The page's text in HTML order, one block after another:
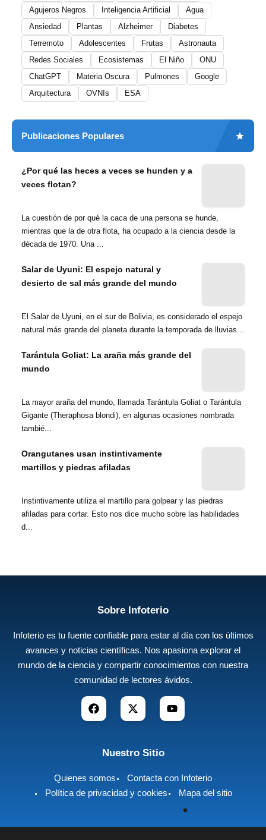
Agujeros Negros
Inteligencia Artificial
Agua
Ansiedad
Plantas Alzheimer
Diabetes
Terremoto
Adolescentes Frutas
Astronauta
Redes Sociales
Ecosistemas El Niño
ONU
ChatGPT
Materia Oscura Pulmones
Google
Arquitectura
OVNIs ESA
Publicaciones Populares
¿Por qué las heces a veces se hunden y a
veces flotan?
La cuestión de por qué la caca de una persona se hunde,
mientras que la de otra flota, ha ocupado a la ciencia desde la
década de 1970. Una ...
Salar de Uyuni: El espejo natural y
desierto de sal más grande del mundo
El Salar de Uyuni, en el sur de Bolivia, es considerado el espejo
natural más grande del planeta durante la temporada de lluvias...
Tarántula Goliat: La araña más grande del
mundo
La mayor araña del mundo, llamada Tarántula Goliat o Tarántula
Gigante (Theraphosa blondi), en algunas ocasiones nombrada
tambié...
Orangutanes usan instintivamente
martillos y piedras afiladas
Instintivamente utiliza el martillo para golpear y las piedras
afiladas para cortar. Esto nos dice mucho sobre las habilidades
d...
Sobre Infoterio
Infoterio es tu fuente confiable para estar al día con los últimos
avances y noticias científicas. Nos apasiona explorar el
mundo de la ciencia y compartir conocimientos con nuestra
comunidad de lectores ávidos.
Nuestro Sitio
Quienes somos
Contacta con Infoterio
Política de privacidad y cookies
Mapa del sitio